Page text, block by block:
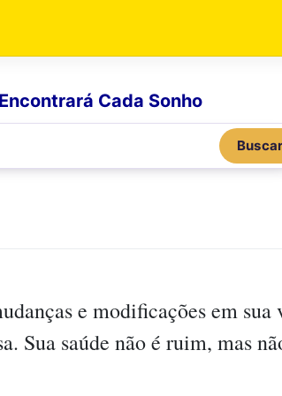
Cada Sonho
Buscar
e modificações em
Sua saúde não é ruim, mas